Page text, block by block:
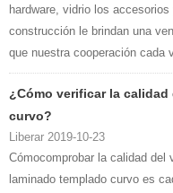
hardware, vidrio los
construcción le brindan una
que nuestra cooperación cada
¿Cómo verificar la
curvo?
Liberar 2019-10-23
Cómocomprobar la calidad del
laminado templado curvo es